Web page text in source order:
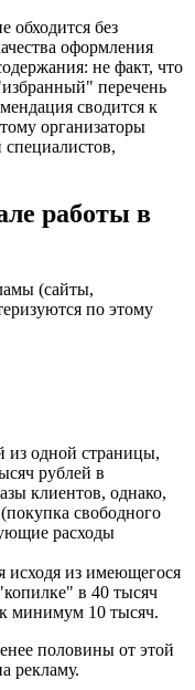
обходится без
оформления
не факт, что
перечень
сводится к
организаторы
специалистов,
работы в
(сайты,
по этому
из одной страницы,
рублей в
клиентов, однако,
свободного
расходы
исходя из имеющегося
в 40 тысяч
минимум 10 тысяч.
половины от этой
рекламу.